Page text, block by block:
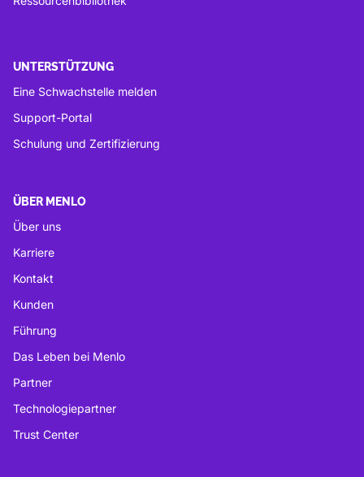
UNTERSTÜTZUNG
Eine Schwachstelle melden
Support-Portal
Schulung und Zertifizierung
ÜBER MENLO
Über uns
Karriere
Kontakt
Kunden
Führung
Das Leben bei Menlo
Partner
Technologiepartner
Trust Center